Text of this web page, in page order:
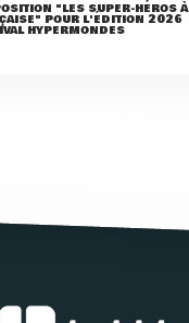
"LES SUPER-HÉROS À
POUR L'ÉDITION 2026
HYPERMONDES